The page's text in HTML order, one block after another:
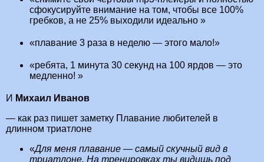
сфокусируйте внимание на том, чтобы все 100%
гребков, а не 25% выходили идеально »
«плавание 3 раза в неделю — этого мало!»
«ребята, 1 минута 30 секунд на 100 ярдов — это
медленно! »
И Михаил Иванов
— как раз пишет заметку Плавание любителей в
длинном триатлоне
«Для меня плавание — самый скучный вид в
триатлоне. На тренировках ты видишь под